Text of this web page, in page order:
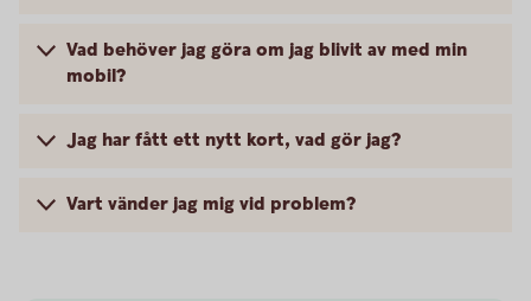
Vad behöver jag göra om jag blivit av med min
mobil?
Jag har fått ett nytt kort, vad gör jag?
Vart vänder jag mig vid problem?